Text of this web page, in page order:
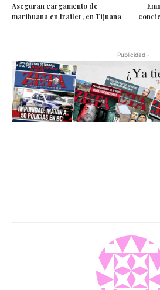
Aseguran cargamento de
marihuana en trailer, en Tijuana
- Publicidad -